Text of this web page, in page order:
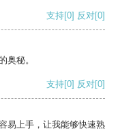
支持[0] 反对[0]
奥秘。
支持[0] 反对[0]
易上手，让我能够快速熟